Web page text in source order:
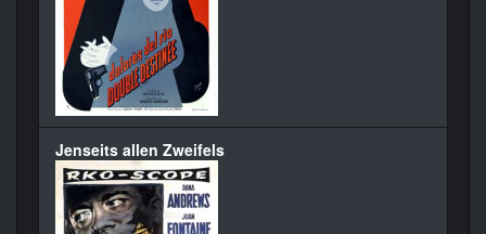
Jenseits allen Zweifels